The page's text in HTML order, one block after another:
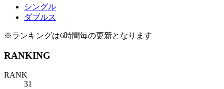
シングル
ダブルス
※ランキングは6時間毎の更新となります
RANKING
RANK
31